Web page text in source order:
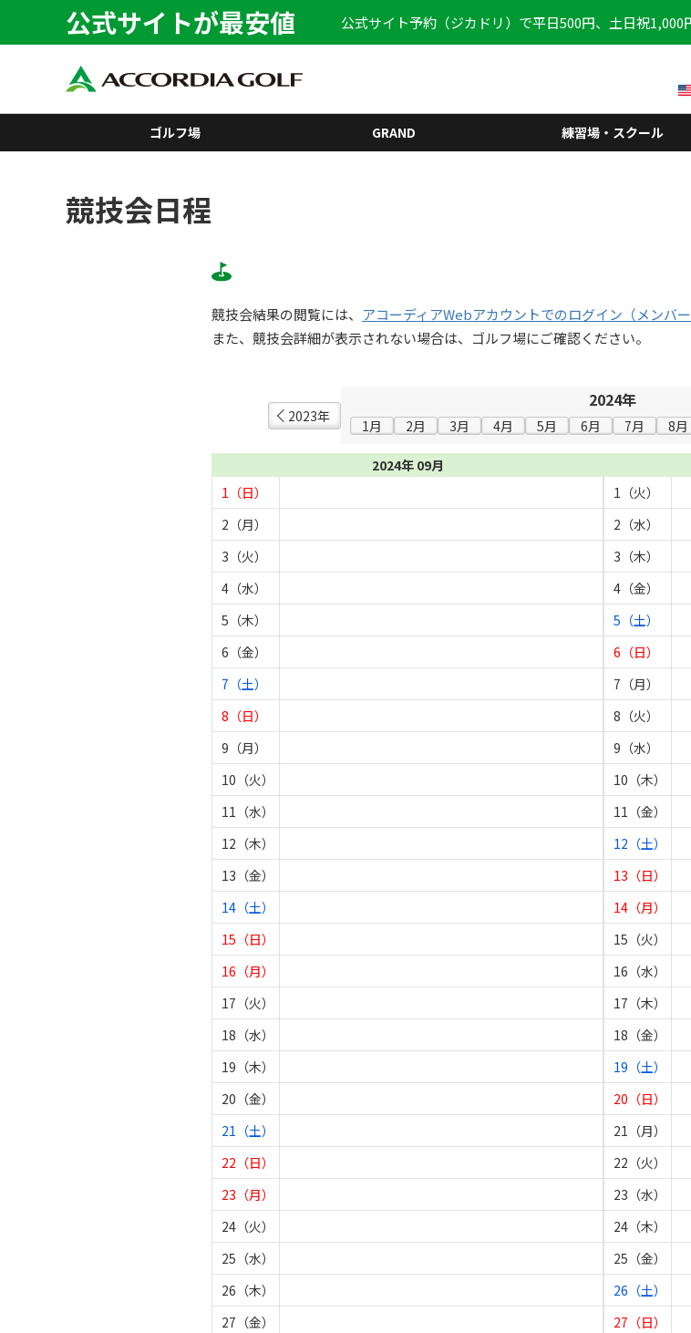
公式サイトが最安値 公式サイト予約（ジカドリ）で平日500円、土日祝1,000
ゴルフ場 GRAND 練習場・スクール
競技会日程
競技会結果の閲覧には、 アコーディアWebアカウントでのログイン（メンバー
また、競技会詳細が表示されない場合は、ゴルフ場にご確認ください。
2023年
2024年
1月 2月 3月 4月 5月 6月 7月 8月
2024年 09月
1（日）
2（月）
3（火）
4（水）
5（木）
6（金）
7（土）
8（日）
9（月）
10（火）
11（水）
12（木）
13（金）
14（土）
15（日）
16（月）
17（火）
18（水）
19（木）
20（金）
21（土）
22（日）
23（月）
24（火）
25（水）
26（木）
27（金）
1（火）
2（水）
3（木）
4（金）
5（土）
6（日）
7（月）
8（火）
9（水）
10（木）
11（金）
12（土）
13（日）
14（月）
15（火）
16（水）
17（木）
18（金）
19（土）
20（日）
21（月）
22（火）
23（水）
24（木）
25（金）
26（土）
27（日）